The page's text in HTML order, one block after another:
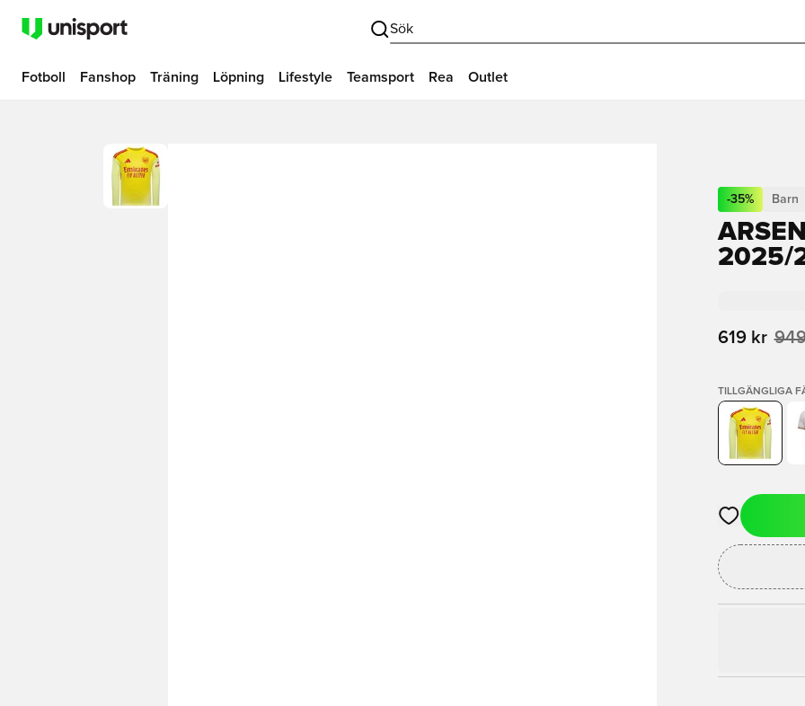
Sök
Fotboll Fanshop Träning Löpning Lifestyle Teamsport Rea Outlet
-35% Barn
2025/
619 kr
TILLGÄNGLIGA
Öppnar en